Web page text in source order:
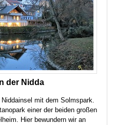
der Nidda
mit dem Solmspark.
einer der beiden großen
Hier bewundern wir an